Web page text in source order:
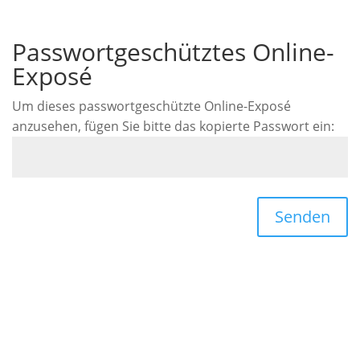
Passwortgeschütztes Online-
Exposé
Um dieses passwortgeschützte Online-Exposé
anzusehen, fügen Sie bitte das kopierte Passwort ein:
Senden